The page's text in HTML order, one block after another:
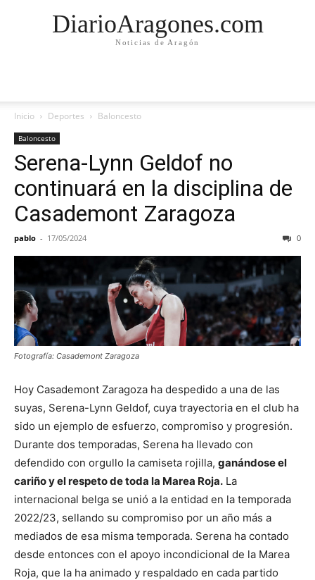
DiarioAragones.com
Noticias de Aragón
Inicio Deportes Baloncesto
Baloncesto
Serena-Lynn Geldof no
continuará en la disciplina de
Casademont Zaragoza
pablo - 17/05/2024 0
Fotografía: Casademont Zaragoza
Hoy Casademont Zaragoza ha despedido a una de las
suyas, Serena-Lynn Geldof, cuya trayectoria en el club ha
sido un ejemplo de esfuerzo, compromiso y progresión.
Durante dos temporadas, Serena ha llevado con
defendido con orgullo la camiseta rojilla, ganándose el
cariño y el respeto de toda la Marea Roja. La
internacional belga se unió a la entidad en la temporada
2022/23, sellando su compromiso por un año más a
mediados de esa misma temporada. Serena ha contado
desde entonces con el apoyo incondicional de la Marea
Roja, que la ha animado y respaldado en cada partido